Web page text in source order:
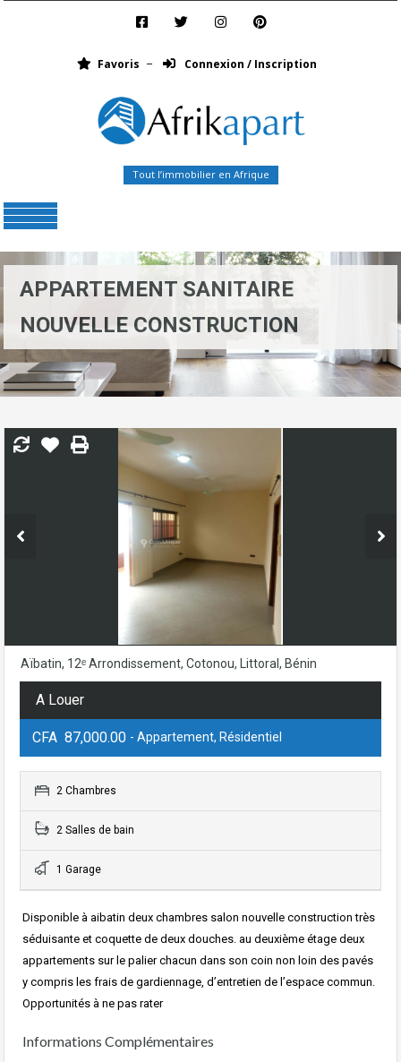
Favoris Connexion / Inscription
Tout l’immobilier en Afrique
APPARTEMENT SANITAIRE
NOUVELLE CONSTRUCTION
Aïbatin, 12ᵉ Arrondissement, Cotonou, Littoral, Bénin
A Louer
CFA 87,000.00 - Appartement, Résidentiel
2 Chambres
2 Salles de bain
1 Garage
Disponible à aibatin deux chambres salon nouvelle construction très
séduisante et coquette de deux douches. au deuxième étage deux
appartements sur le palier chacun dans son coin non loin des pavés
y compris les frais de gardiennage, d’entretien de l’espace commun.
Opportunités à ne pas rater
Informations Complémentaires